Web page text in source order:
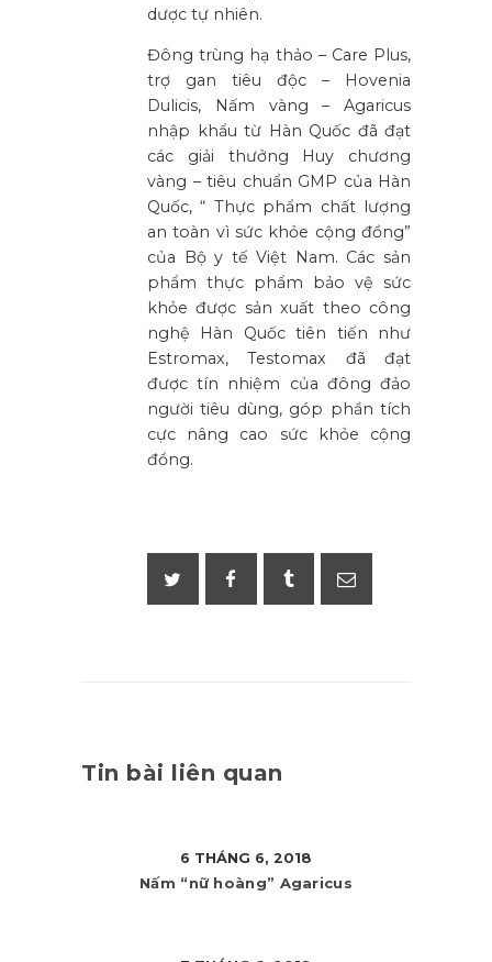
dược tự nhiên.
Đông trùng hạ thảo – Care Plus,
trợ gan tiêu độc – Hovenia
Dulicis, Nấm vàng – Agaricus
nhập khẩu từ Hàn Quốc đã đạt
các giải thưởng Huy chương
vàng – tiêu chuẩn GMP của Hàn
Quốc, “ Thực phẩm chất lượng
an toàn vì sức khỏe cộng đồng”
của Bộ y tế Việt Nam. Các sản
phẩm thực phẩm bảo vệ sức
khỏe được sản xuất theo công
nghệ Hàn Quốc tiên tiến như
Estromax, Testomax đã đạt
được tín nhiệm của đông đảo
người tiêu dùng, góp phần tích
cực nâng cao sức khỏe cộng
đồng.
Tin bài liên quan
6 THÁNG 6, 2018
Nấm “nữ hoàng” Agaricus